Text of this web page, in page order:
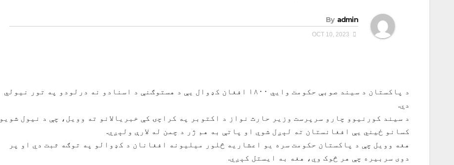
By admin
د پاکستان د سيند صوبې حکومت وايي ۱۸۰۰ افغان کډوال یې د هستوګنې د اسنادو نه درلودو په تور نيولي
دي.
د سيند کورنيوو چارو سرپرست وزیر حارث نواز د اکتوبر په کراچۍ کې خبريالانو ته وويل، چې د نيول شويو
کسانو ځيني يې افغانستان ته لېږل شوي او پاتې به هم ژر د چمن له لارې ولېږي.
هغه وويل چې د پاکستان حکومت سره يو اعشاريه څلور ميليونه افغانان د کډوالو په توګه ثبت دي او پر
دوی سربیره چې هر څوک وي، هغه به ایستل کېږي.